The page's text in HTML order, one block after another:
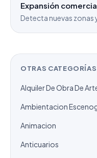
Expansión
Detecta nuevas zonas
OTRAS
Alquiler De Obra De
Ambientacion
Animacion
Anticuarios